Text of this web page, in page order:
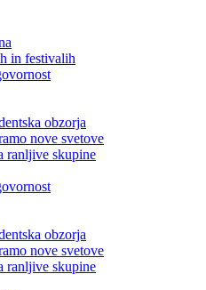
in festivalih
obzorja
nove svetove
ranljive skupine
obzorja
nove svetove
ranljive skupine